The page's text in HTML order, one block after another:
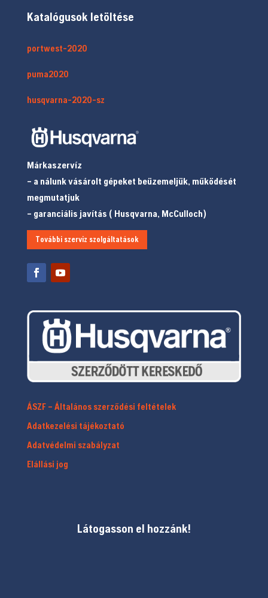
Katalógusok letöltése
portwest-2020
puma2020
husqvarna-2020-sz
Márkaszervíz
– a nálunk vásárolt gépeket beüzemeljük, működését
megmutatjuk
– garanciális javítás ( Husqvarna, McCulloch)
További szerviz szolgáltatások
ÁSZF – Általános szerződési feltételek
Adatkezelési tájékoztató
Adatvédelmi szabályzat
Elállási jog
Látogasson el hozzánk!